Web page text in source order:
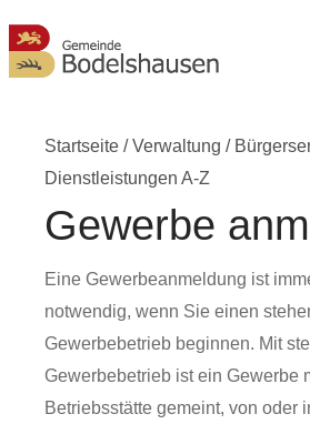
Startseite /Verwaltung /
Dienstleistungen A-Z
Gewerbe
Eine Gewerbeanmeldung ist
notwendig, wenn Sie einen
Gewerbebetrieb beginnen. Mit
Gewerbebetrieb ist ein Gewerbe
Betriebsstätte gemeint, von oder